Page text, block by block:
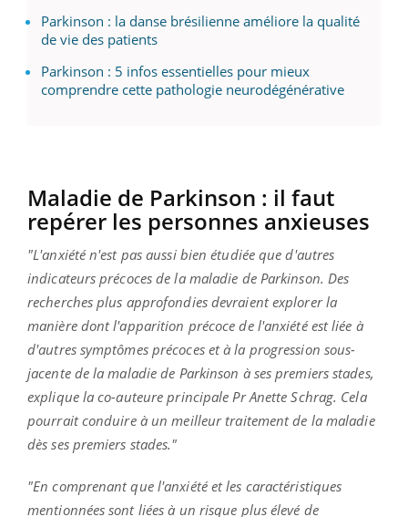
Parkinson : la danse brésilienne améliore la qualité
de vie des patients
Parkinson : 5 infos essentielles pour mieux
comprendre cette pathologie neurodégénérative
Maladie de Parkinson : il faut
repérer les personnes anxieuses
"L'anxiété n'est pas aussi bien étudiée que d'autres
indicateurs précoces de la maladie de Parkinson. Des
recherches plus approfondies devraient explorer la
manière dont l'apparition précoce de l'anxiété est liée à
d'autres symptômes précoces et à la progression sous-
jacente de la maladie de Parkinson à ses premiers stades,
explique la co-auteure principale Pr Anette Schrag. Cela
pourrait conduire à un meilleur traitement de la maladie
dès ses premiers stades."
"En comprenant que l'anxiété et les caractéristiques
mentionnées sont liées à un risque plus élevé de